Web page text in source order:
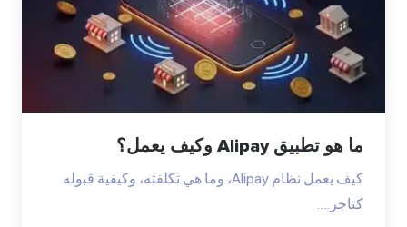
ما هو تطبيق Alipay وكيف يعمل؟
كيف يعمل نظام Alipay، وما هي تكلفته، وكيفية قبوله
كتاجر.…